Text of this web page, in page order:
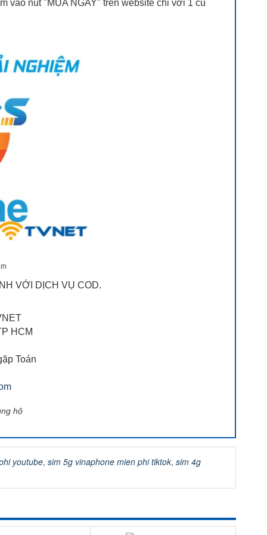
vào nút "MUA NGAY" trên website chỉ với 1 cú
VỚI DỊCH VỤ COD.
HCM
Toán
hộ
youtube, sim 5g vinaphone mien phi tiktok, sim 4g